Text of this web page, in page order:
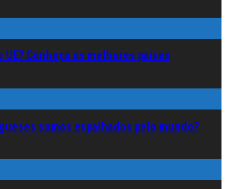
UE? Conheça os melhores países
somos espalhados pelo mundo?